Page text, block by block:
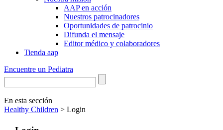
AAP en acción
Nuestros patrocinadores
Oportunidades de patrocinio
Difunda el mensaje
Editor médico y colaboradores
Tienda aap
Encuentre un Pediatra
En esta sección
Healthy Children > Login